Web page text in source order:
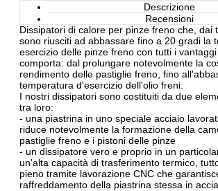
Descrizione
Recensioni
Dissipatori di calore per pinze freno che, dai
sono riusciti ad abbassare fino a 20 gradi la
esercizio delle pinze freno con tutti i
comporta: dal prolungare notevolmente la
rendimento delle pastiglie freno, fino
temperatura d'esercizio dell'olio freni.
I nostri dissipatori sono costituiti da due
tra loro:
- una piastrina in uno speciale acciaio
riduce notevolmente la formazione della
pastiglie freno e i pistoni delle pinze
- un dissipatore vero e proprio in un
un'alta capacità di trasferimento termico,
pieno tramite lavorazione CNC che
raffreddamento della piastrina stessa in